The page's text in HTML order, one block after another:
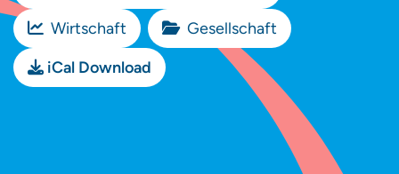
Wirtschaft
Gesellschaft
iCal Download